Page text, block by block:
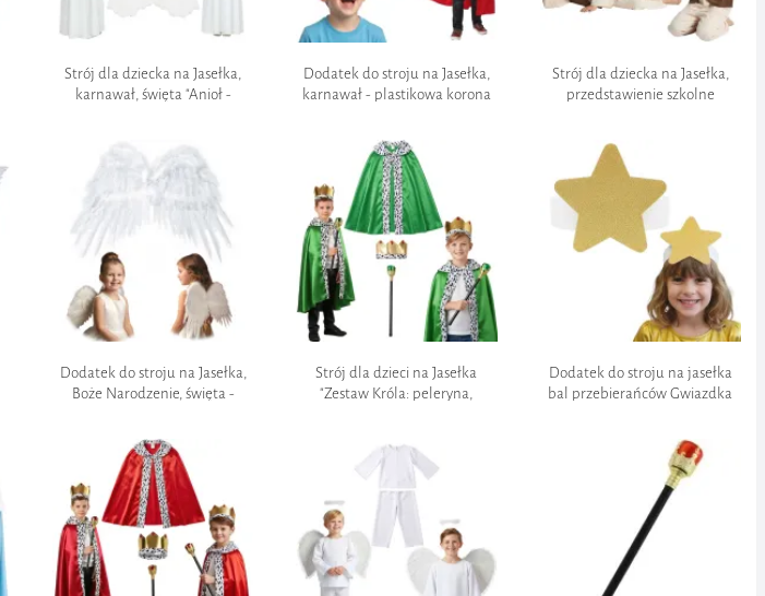
Strój dla dziecka na Jasełka,
karnawał, święta "Anioł -
Dodatek do stroju na Jasełka,
karnawał - plastikowa korona
szkolne
Strój dla dziecka na Jasełka,
przedstawienie szkolne
Dodatek do stroju na Jasełka,
Boże Narodzenie, święta -
cm
Strój dla dzieci na Jasełka
"Zestaw Króla: peleryna,
Dodatek do stroju na jasełka
bal przebierańców Gwiazdka